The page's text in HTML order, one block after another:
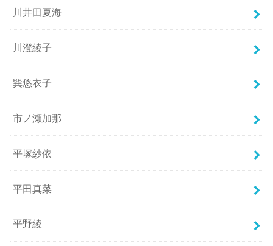
川井田夏海
川澄綾子
巽悠衣子
市ノ瀬加那
平塚紗依
平田真菜
平野綾